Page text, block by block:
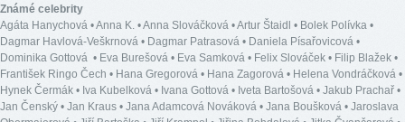
Známé celebrity
Agáta Hanychová •Anna K. •Anna Slováčková •Artur Štaidl • Bolek Polívka •
Dagmar Havlová-Veškrnová • Dagmar Patrasová • Daniela Písařovicová •
Dominika Gottová • Eva Burešová • Eva Samková • Felix Slováček • Filip Blažek •
František Ringo Čech • Hana Gregorová • Hana Zagorová • Helena Vondráčková •
Hynek Čermák • Iva Kubelková • Ivana Gottová • Iveta Bartošová • Jakub Prachař •
Jan Čenský • Jan Kraus • Jana Adamcová Nováková • Jana Boušková • Jaroslava